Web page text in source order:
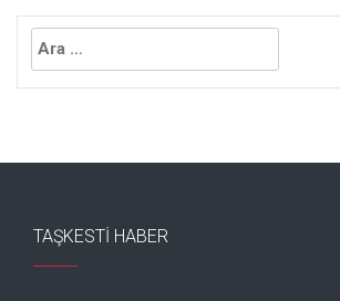
Arama:
TAŞKESTI HABER